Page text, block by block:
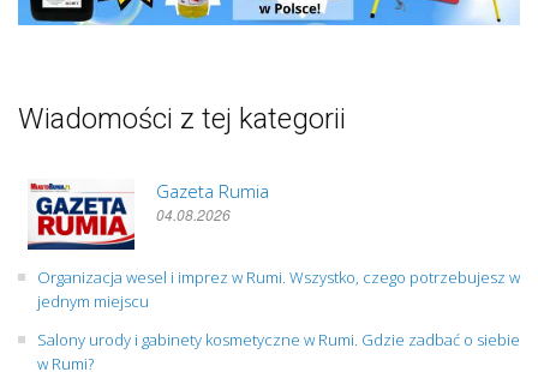
Wiadomości z tej kategorii
Gazeta Rumia
04.08.2026
Organizacja wesel i imprez w Rumi. Wszystko, czego potrzebujesz w
jednym miejscu
Salony urody i gabinety kosmetyczne w Rumi. Gdzie zadbać o siebie
w Rumi?